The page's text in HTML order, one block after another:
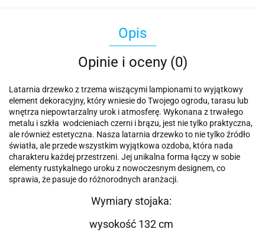
Opis
Opinie i oceny (0)
Latarnia drzewko z trzema wiszącymi lampionami to wyjątkowy
element dekoracyjny, który wniesie do Twojego ogrodu, tarasu lub
wnętrza niepowtarzalny urok i atmosferę. Wykonana z trwałego
metalu i szkła wodcieniach czerni i brązu, jest nie tylko praktyczna,
ale również estetyczna. Nasza latarnia drzewko to nie tylko źródło
światła, ale przede wszystkim wyjątkowa ozdoba, która nada
charakteru każdej przestrzeni. Jej unikalna forma łączy w sobie
elementy rustykalnego uroku z nowoczesnym designem, co
sprawia, że pasuje do różnorodnych aranżacji.
Wymiary stojaka:
wysokość 132 cm